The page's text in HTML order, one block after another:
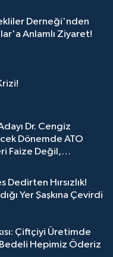
Derneği'nden
Anlamlı Ziyaret!
Dr. Cengiz
Dönemde ATO
Faize Değil,
Dedirten Hırsızlık!
Yer Şaşkına Çevirdi
Çiftçiyi Üretimde
Hepimiz Öderiz